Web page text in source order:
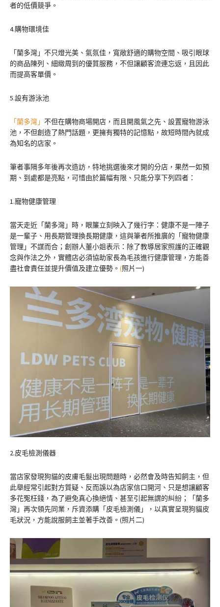
者的低價競爭。
4.購物環境佳
「蘭多灣」不只燈光美、氣氛佳，寬敞舒適的購物空間、吸引眼球
的商品陳列、細緻周到的優質服務，不但讓顧客流連忘返，且因此
而提高客單價。
5.設有游泳池
「蘭多灣」 不但在購物商場開店，而且開風氣之先、設置寵物游泳
池，不但創造了熱門話題，更擁有獨特的記憶點，故短時間內就成
為知名的店家。
筆者事隔多年後再次造訪，特地挑選後來才開的分店，果然一如預
期、到處都是亮點，可惜由於篇幅有限、只能分享下列四者：
1.寵物健康管理
當天走近「蘭多灣」時，眼簾立刻映入了幾行字：健康不是一陣子
是一輩子、用長期管理換長期健康，這與筆者所推廣的「寵物健康
管理」不謀而合；創辦人董小姐表示：除了教導居家照護的正確觀
念與作法之外，實體店必須協助家長為毛孩進行健康管理，方能善
盡社會責任並提升價值及建立優勢。 (照片一)
2.皮毛檢測儀器
當店家發現狗貓的皮膚毛髮出現問題時，必然會及時告知飼主，但
此舉經常引起對方質疑、反而誤以為店家信口開河、只是想讓顧客
多花冤枉錢，為了避免真心換絕情、甚至引起無謂的糾紛；「蘭多
灣」再次領先同業，斥資添購「皮毛檢測儀」，以真實呈現狗貓皮
毛狀況，方能說服飼主並著手改善。(照片二)